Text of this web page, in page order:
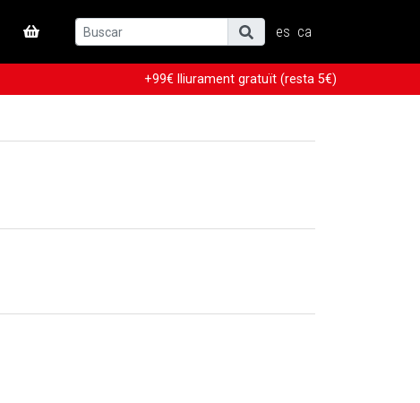
es ca
+99€ lliurament gratuït (resta 5€)